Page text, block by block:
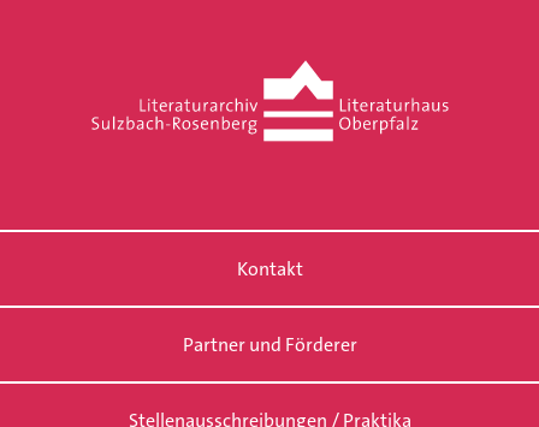
Kontakt
Partner und Förderer
Stellenausschreibungen / Praktika